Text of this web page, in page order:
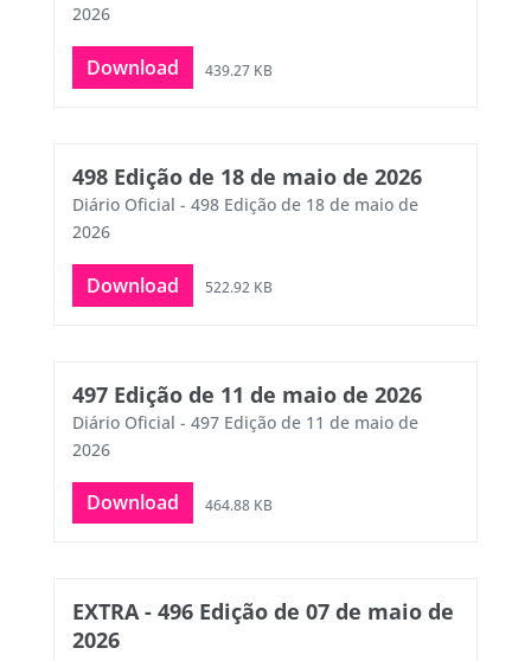
2026
Download 439.27 KB
498 Edição de 18 de maio de 2026
Diário Oficial - 498 Edição de 18 de maio de
2026
Download 522.92 KB
497 Edição de 11 de maio de 2026
Diário Oficial - 497 Edição de 11 de maio de
2026
Download 464.88 KB
EXTRA - 496 Edição de 07 de maio de
2026